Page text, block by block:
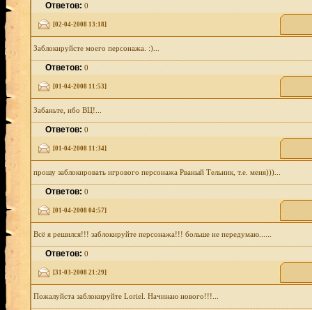
Ответов:0
[02-04-2008 13:18]
Заблокируйсте моего персонажа. :)...
Ответов:0
[01-04-2008 11:53]
Забаньте, ибо ВЦ!...
Ответов:0
[01-04-2008 11:34]
прошу заблокировать игрового персонажа Рваный Тельник, т.е. меня)))...
Ответов:0
[01-04-2008 04:57]
Всё я решился!!! заблокируйте персонажа!!! больше не передумаю......
Ответов:0
[31-03-2008 21:29]
Пожалуйста заблокируйте Loriel. Начинаю нового!!!...